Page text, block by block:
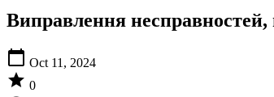
Виправлення
calendar_today Oct 11, 2024
star 0